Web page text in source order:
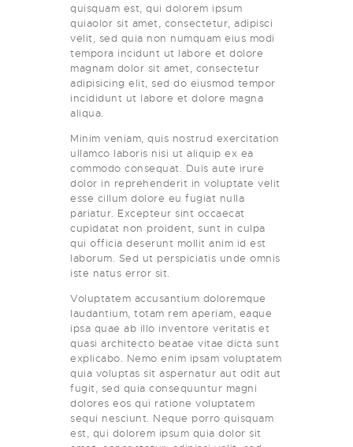
quisquam est, qui dolorem ipsum
quiaolor sit amet, consectetur, adipisci
velit, sed quia non numquam eius modi
tempora incidunt ut labore et dolore
magnam dolor sit amet, consectetur
adipisicing elit, sed do eiusmod tempor
incididunt ut labore et dolore magna
aliqua.
Minim veniam, quis nostrud exercitation
ullamco laboris nisi ut aliquip ex ea
commodo consequat. Duis aute irure
dolor in reprehenderit in voluptate velit
esse cillum dolore eu fugiat nulla
pariatur. Excepteur sint occaecat
cupidatat non proident, sunt in culpa
qui officia deserunt mollit anim id est
laborum. Sed ut perspiciatis unde omnis
iste natus error sit.
Voluptatem accusantium doloremque
laudantium, totam rem aperiam, eaque
ipsa quae ab illo inventore veritatis et
quasi architecto beatae vitae dicta sunt
explicabo. Nemo enim ipsam voluptatem
quia voluptas sit aspernatur aut odit aut
fugit, sed quia consequuntur magni
dolores eos qui ratione voluptatem
sequi nesciunt. Neque porro quisquam
est, qui dolorem ipsum quia dolor sit